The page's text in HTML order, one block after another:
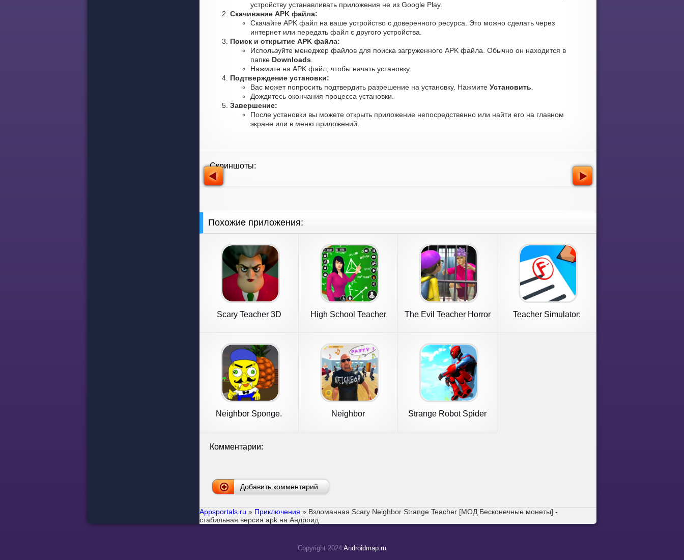
устройству устанавливать приложения не из Google Play.
Скачивание APK файла:
Скачайте APK файл на ваше устройство с доверенного ресурса. Это можно сделать через
интернет или передать файл с другого устройства.
Поиск и открытие APK файла:
Используйте менеджер файлов для поиска загруженного APK файла. Обычно он находится в
папке Downloads
Нажмите на APK файл, чтобы начать установку.
Подтверждение установки:
Вас может попросить подтвердить разрешение на установку. Нажмите Установить
Дождитесь окончания процесса установки.
Завершение:
После установки вы можете открыть приложение непосредственно или найти его на главном
экране или в меню приложений.
Скриншоты:
Похожие приложения:
Scary Teacher 3D
High School Teacher
The Evil Teacher Horror
Teacher Simulator:
Neighbor Sponge.
Neighbor
Strange Robot Spider
Комментарии:
Добавить комментарий
Appsportals.ru » Приключения » Взломанная Scary Neighbor Strange Teacher [МОД Бесконечные монеты] -
стабильная версия apk на Андроид
Copyright 2024 Androidmap.ru